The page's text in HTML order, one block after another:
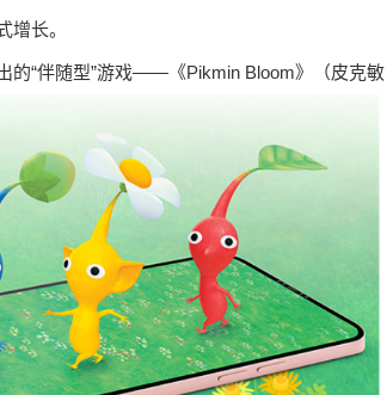
长。
“伴随型”游戏——《Pikmin Bloom》（皮克敏